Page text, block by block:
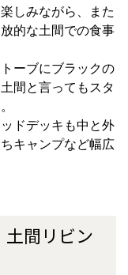
しみながら、また
的な土間での食事
ーブにブラックの
間と言ってもスタ
ドデッキも中と外
キャンプなど幅広
間リビン